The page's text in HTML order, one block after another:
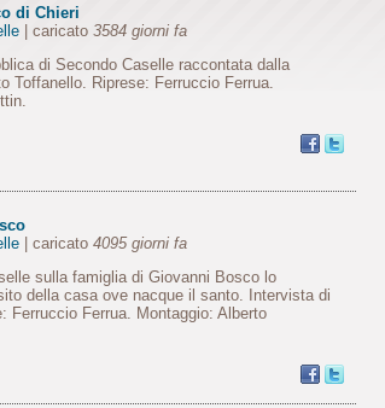
di Chieri
| caricato 3584 giorni fa
di Secondo Caselle raccontata dalla
Toffanello. Riprese: Ferruccio Ferrua.
| caricato 4095 giorni fa
sulla famiglia di Giovanni Bosco lo
della casa ove nacque il santo. Intervista di
Ferruccio Ferrua. Montaggio: Alberto